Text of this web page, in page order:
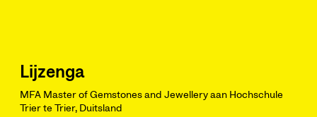
Lijzenga
MFA Master of Gemstones and Jewellery aan Hochschule
Trier te Trier, Duitsland